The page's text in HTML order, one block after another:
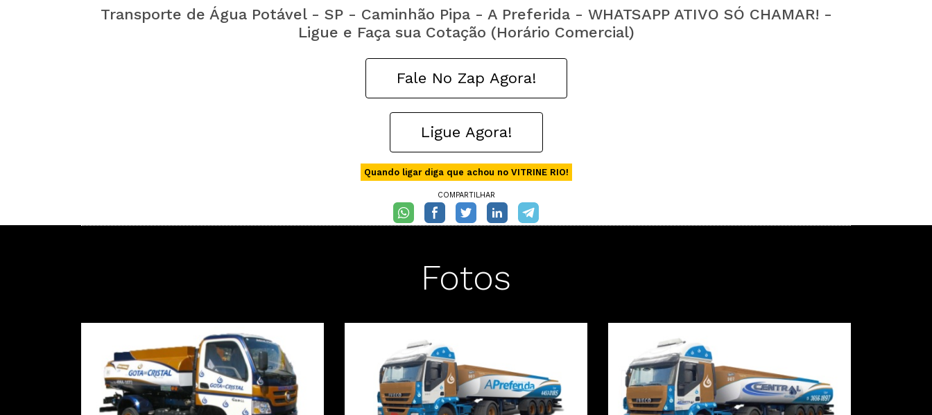
Transporte de Água Potável - SP - Caminhão Pipa - A Preferida - WHATSAPP ATIVO SÓ CHAMAR! -
Ligue e Faça sua Cotação (Horário Comercial)
Fale No Zap Agora!
Ligue Agora!
Quando ligar diga que achou no VITRINE RIO!
COMPARTILHAR
Fotos